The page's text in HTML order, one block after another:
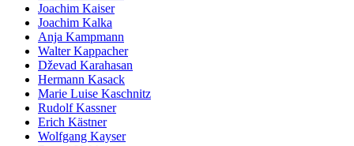
Joachim Kaiser
Joachim Kalka
Anja Kampmann
Walter Kappacher
Dževad Karahasan
Hermann Kasack
Marie Luise Kaschnitz
Rudolf Kassner
Erich Kästner
Wolfgang Kayser